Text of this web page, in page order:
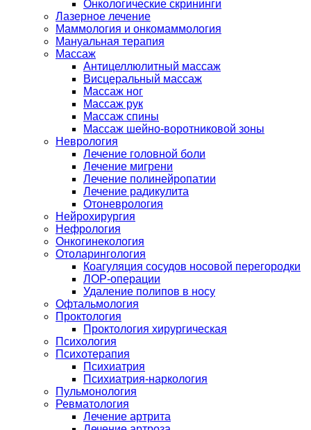
Онкологические скрининги
Лазерное лечение
Маммология и онкомаммология
Мануальная терапия
Массаж
Антицеллюлитный массаж
Висцеральный массаж
Массаж ног
Массаж рук
Массаж спины
Массаж шейно-воротниковой зоны
Неврология
Лечение головной боли
Лечение мигрени
Лечение полинейропатии
Лечение радикулита
Отоневрология
Нейрохирургия
Нефрология
Онкогинекология
Отоларингология
Коагуляция сосудов носовой перегородки
ЛОР-операции
Удаление полипов в носу
Офтальмология
Проктология
Проктология хирургическая
Психология
Психотерапия
Психиатрия
Психиатрия-наркология
Пульмонология
Ревматология
Лечение артрита